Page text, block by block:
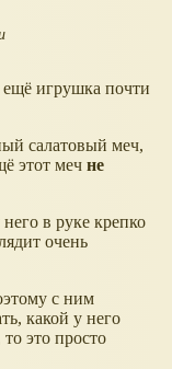
ещё игрушка почти
салатовый меч,
этот меч не
в руке крепко
очень
с ним
какой у него
это просто